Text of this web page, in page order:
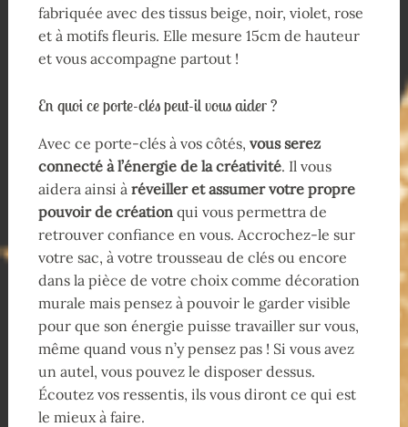
fabriquée avec des tissus beige, noir, violet, rose
et à motifs fleuris. Elle mesure 15cm de hauteur
et vous accompagne partout !
En quoi ce porte-clés peut-il vous aider ?
Avec ce porte-clés à vos côtés, vous serez
connecté à l’énergie de la créativité. Il vous
aidera ainsi à réveiller et assumer votre propre
pouvoir de création qui vous permettra de
retrouver confiance en vous. Accrochez-le sur
votre sac, à votre trousseau de clés ou encore
dans la pièce de votre choix comme décoration
murale mais pensez à pouvoir le garder visible
pour que son énergie puisse travailler sur vous,
même quand vous n’y pensez pas ! Si vous avez
un autel, vous pouvez le disposer dessus.
Écoutez vos ressentis, ils vous diront ce qui est
le mieux à faire.